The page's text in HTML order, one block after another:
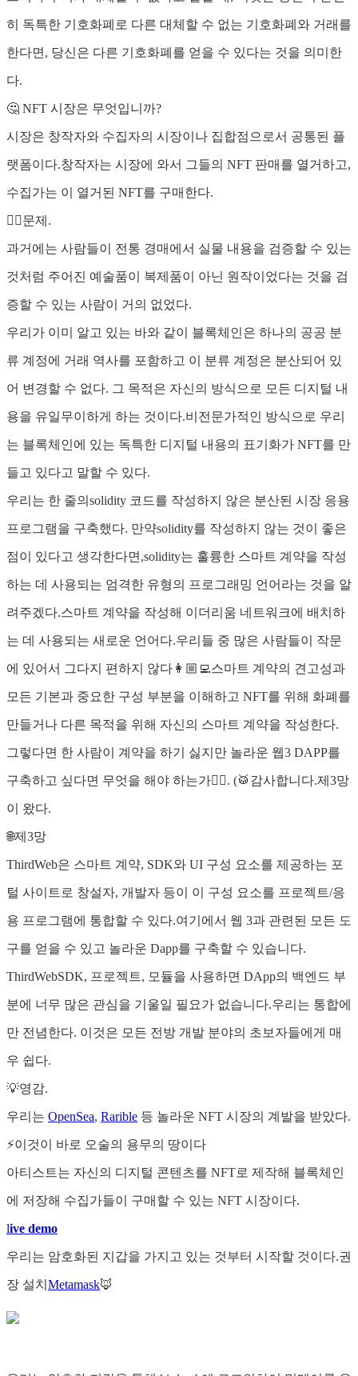
히 독특한 기호화폐로 다른 대체할 수 없는 기호화폐와 거래를
한다면, 당신은 다른 기호화폐를 얻을 수 있다는 것을 의미한
다.
🤔 NFT 시장은 무엇입니까?
시장은 창작자와 수집자의 시장이나 집합점으로서 공통된 플
랫폼이다.창작자는 시장에 와서 그들의 NFT 판매를 열거하고,
수집가는 이 열거된 NFT를 구매한다.
🤷‍♀️문제.
과거에는 사람들이 전통 경매에서 실물 내용을 검증할 수 있는
것처럼 주어진 예술품이 복제품이 아닌 원작이었다는 것을 검
증할 수 있는 사람이 거의 없었다.
우리가 이미 알고 있는 바와 같이 블록체인은 하나의 공공 분
류 계정에 거래 역사를 포함하고 이 분류 계정은 분산되어 있
어 변경할 수 없다. 그 목적은 자신의 방식으로 모든 디지털 내
용을 유일무이하게 하는 것이다.비전문가적인 방식으로 우리
는 블록체인에 있는 독특한 디지털 내용의 표기화가 NFT를 만
들고 있다고 말할 수 있다.
우리는 한 줄의solidity 코드를 작성하지 않은 분산된 시장 응용
프로그램을 구축했다. 만약solidity를 작성하지 않는 것이 좋은
점이 있다고 생각한다면,solidity는 훌륭한 스마트 계약을 작성
하는 데 사용되는 엄격한 유형의 프로그래밍 언어라는 것을 알
려주겠다.스마트 계약을 작성해 이더리움 네트워크에 배치하
는 데 사용되는 새로운 언어다.우리들 중 많은 사람들이 작문
에 있어서 그다지 편하지 않다👩🏼‍💻스마트 계약의 견고성과
모든 기본과 중요한 구성 부분을 이해하고 NFT를 위해 화폐를
만들거나 다른 목적을 위해 자신의 스마트 계약을 작성한다.
그렇다면 한 사람이 계약을 하기 싫지만 놀라운 웹3 DAPP를
구축하고 싶다면 무엇을 해야 하는가🙇‍♂️. (🥁감사합니다.제3망
이 왔다.
🌐제3망
ThirdWeb은 스마트 계약, SDK와 UI 구성 요소를 제공하는 포
털 사이트로 창설자, 개발자 등이 이 구성 요소를 프로젝트/응
용 프로그램에 통합할 수 있다.여기에서 웹 3과 관련된 모든 도
구를 얻을 수 있고 놀라운 Dapp를 구축할 수 있습니다.
ThirdWebSDK, 프로젝트, 모듈을 사용하면 DApp의 백엔드 부
분에 너무 많은 관심을 기울일 필요가 없습니다.우리는 통합에
만 전념한다. 이것은 모든 전방 개발 분야의 초보자들에게 매
우 쉽다.
💡영감.
우리는 OpenSea, Rarible 등 놀라운 NFT 시장의 계발을 받았다.
⚡이것이 바로 오술의 용무의 땅이다
아티스트는 자신의 디지털 콘텐츠를 NFT로 제작해 블록체인
에 저장해 수집가들이 구매할 수 있는 NFT 시장이다.
live demo
우리는 암호화된 지갑을 가지고 있는 것부터 시작할 것이다.권
장 설치 Metamask🦊